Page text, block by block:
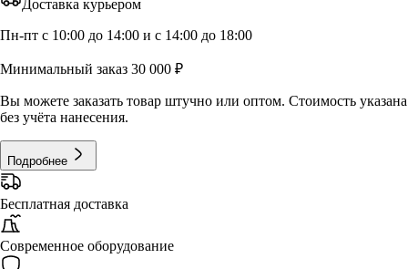
Доставка курьером
Пн-пт с 10:00 до 14:00 и с 14:00 до 18:00
Минимальный заказ 30 000 ₽
Вы можете заказать товар штучно или оптом. Стоимость указана
без учёта нанесения.
Подробнее
Бесплатная доставка
Современное оборудование